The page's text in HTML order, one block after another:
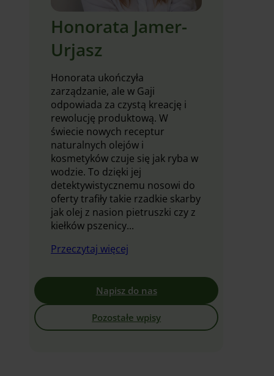
Honorata Jamer-
Urjasz
Honorata ukończyła
zarządzanie, ale w Gaji
odpowiada za czystą kreację i
rewolucję produktową. W
świecie nowych receptur
naturalnych olejów i
kosmetyków czuje się jak ryba w
wodzie. To dzięki jej
detektywistycznemu nosowi do
oferty trafiły takie rzadkie skarby
jak olej z nasion pietruszki czy z
kiełków pszenicy...
Przeczytaj więcej
Napisz do nas
Pozostałe wpisy